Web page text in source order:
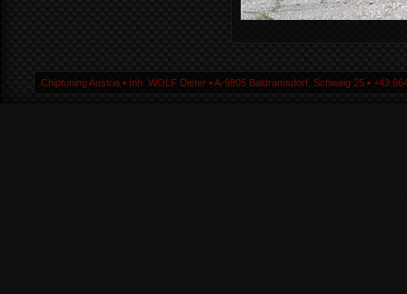
Chiptuning Austria ▪ Inh. WOLF Dieter ▪ A-9805 Baldramsdorf, Schwaig 25 ▪ +43